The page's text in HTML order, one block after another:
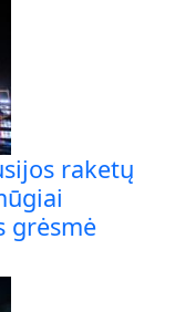
raketų
grėsmė